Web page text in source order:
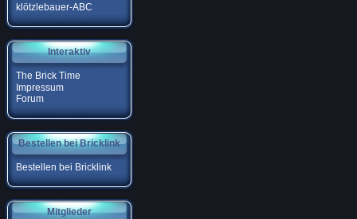
klötzlebauer-ABC
Interaktiv
The Brick Time
Impressum
Forum
Bestellen bei Bricklink
Bestellen bei Bricklink
Mitglieder